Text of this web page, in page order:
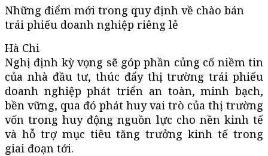
Những điểm mới trong quy định về chào bán
trái phiếu doanh nghiệp riêng lẻ
Hà Chi
Nghị định kỳ vọng sẽ góp phần củng cố niềm tin
của nhà đầu tư, thúc đẩy thị trường trái phiếu
doanh nghiệp phát triển an toàn, minh bạch,
bền vững, qua đó phát huy vai trò của thị trường
vốn trong huy động nguồn lực cho nền kinh tế
và hỗ trợ mục tiêu tăng trưởng kinh tế trong
giai đoạn tới.